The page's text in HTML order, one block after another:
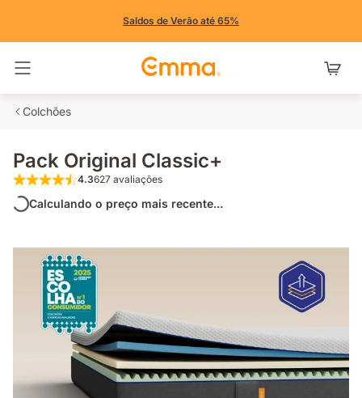
Saldos de Verão até 65%
Colchões
Pack Original Classic+
4.3 de 5 estrelas 627 avaliações
4.3627 avaliações
Calculando o preço mais recente...